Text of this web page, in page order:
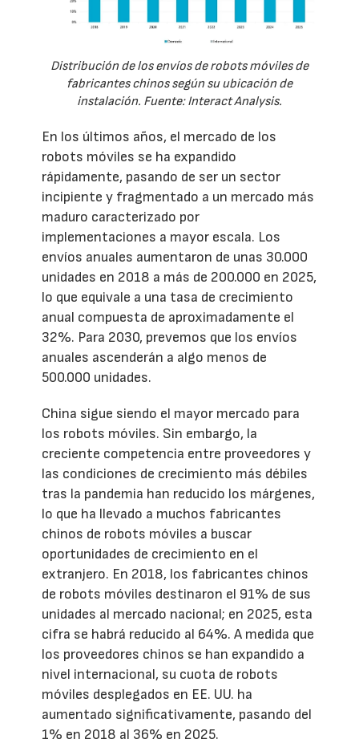
Distribución de los envíos de robots móviles de
fabricantes chinos según su ubicación de
instalación. Fuente: Interact Analysis.
En los últimos años, el mercado de los
robots móviles se ha expandido
rápidamente, pasando de ser un sector
incipiente y fragmentado a un mercado más
maduro caracterizado por
implementaciones a mayor escala. Los
envíos anuales aumentaron de unas 30.000
unidades en 2018 a más de 200.000 en 2025,
lo que equivale a una tasa de crecimiento
anual compuesta de aproximadamente el
32%. Para 2030, prevemos que los envíos
anuales ascenderán a algo menos de
500.000 unidades.
China sigue siendo el mayor mercado para
los robots móviles. Sin embargo, la
creciente competencia entre proveedores y
las condiciones de crecimiento más débiles
tras la pandemia han reducido los márgenes,
lo que ha llevado a muchos fabricantes
chinos de robots móviles a buscar
oportunidades de crecimiento en el
extranjero. En 2018, los fabricantes chinos
de robots móviles destinaron el 91% de sus
unidades al mercado nacional; en 2025, esta
cifra se habrá reducido al 64%. A medida que
los proveedores chinos se han expandido a
nivel internacional, su cuota de robots
móviles desplegados en EE. UU. ha
aumentado significativamente, pasando del
1% en 2018 al 36% en 2025.